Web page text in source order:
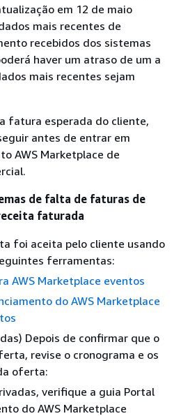
em 12 de maio
mais recentes de
recebidos dos sistemas
haver um atraso de um a
mais recentes sejam
fatura esperada do cliente,
antes de entrar em
AWS Marketplace de
de falta de faturas de
faturada
foi aceita pelo cliente usando
ferramentas:
AWS Marketplace eventos
do AWS Marketplace
Depois de confirmar que o
revise o cronograma e os
oferta:
verifique a guia Portal
do AWS Marketplace